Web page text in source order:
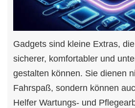
Gadgets sind kleine Extras,
sicherer, komfortabler und
gestalten können. Sie dienen
Fahrspaß, sondern können
Helfer Wartungs- und